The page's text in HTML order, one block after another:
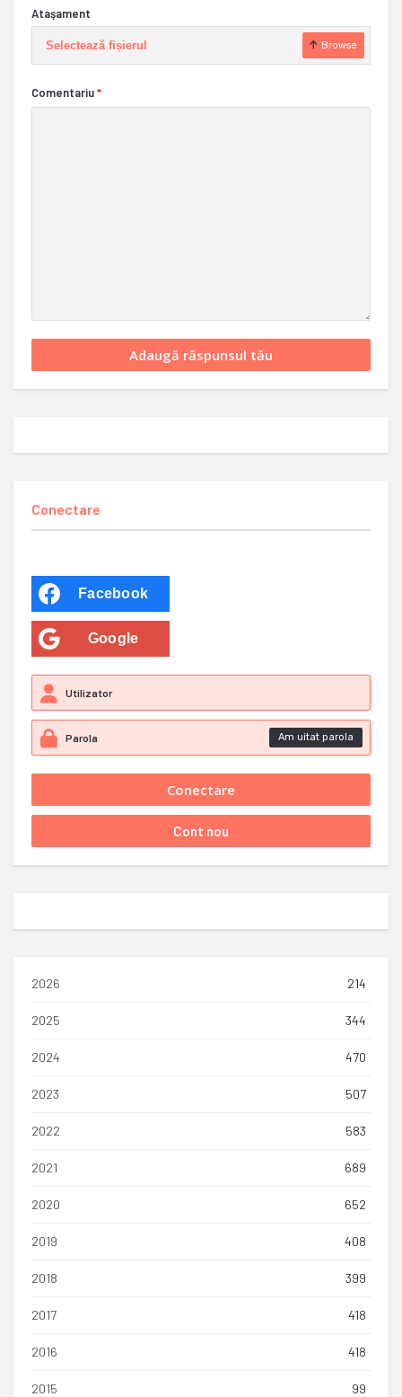
Ataşament
Selectează fișierul Browse
Comentariu*
Conectare
Facebook
Google
Am uitat parola
2026 214
2025 344
2024 470
2023 507
2022 583
2021 689
2020 652
2019 408
2018 399
2017 418
2016 418
2015 99